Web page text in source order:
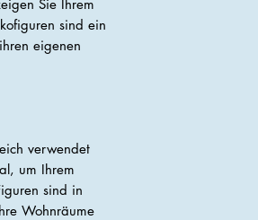
Sie Ihrem
sind ein
eigenen
verwendet
um Ihrem
sind in
Wohnräume